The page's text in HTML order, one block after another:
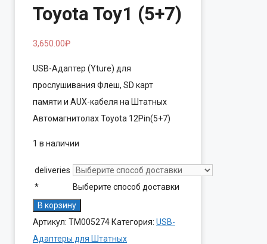
Toyota Toy1 (5+7)
3,650.00₽
USB-Адаптер (Yture) для
прослушивания Флеш, SD карт
памяти и AUX-кабеля на Штатных
Автомагнитолах Toyota 12Pin(5+7)
1 в наличии
deliveries
*
Выберите способ доставки
Количество
товара
USB/AUX-
В корзину
Артикул: ТМ005274 Категория: USB-
Адаптеры для Штатных